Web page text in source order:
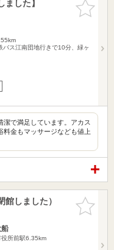
お気に入
りに追加
した】
バス江南団地行きで10分、緑ヶ
で満足しています。アカス
料金もマッサージなども値上
お気に入
りに追加
しました）
役所前駅6.35km